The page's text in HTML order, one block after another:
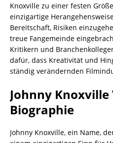
Knoxville zu einer festen
einzigartige
Bereitschaft, Risiken
treue Fangemeinde
Kritikern und
dafür, dass Kreativität und
ständig verändernden
Johnny
Biographie
Johnny Knoxville, ein Name,